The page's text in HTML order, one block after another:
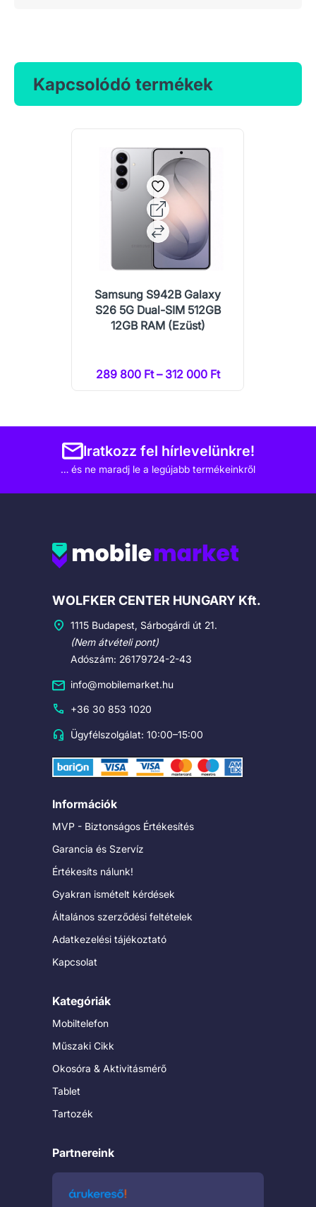
Kapcsolódó termékek
Samsung S942B Galaxy
S26 5G Dual-SIM 512GB
12GB RAM (Ezüst)
289 800 Ft – 312 000 Ft
Iratkozz fel hírlevelünkre!
… és ne maradj le a legújabb termékeinkről
Cégadatok
WOLFKER CENTER HUNGARY Kft.
1115 Budapest, Sárbogárdi út 21.
(Nem átvételi pont)
Adószám: 26179724-2-43
info@mobilemarket.hu
+36 30 853 1020
Ügyfélszolgálat: 10:00–15:00
Információk
MVP - Biztonságos Értékesítés
Garancia és Szervíz
Értékesíts nálunk!
Gyakran ismételt kérdések
Általános szerződési feltételek
Adatkezelési tájékoztató
Kapcsolat
Kategóriák
Mobiltelefon
Műszaki Cikk
Okosóra & Aktivitásmérő
Tablet
Tartozék
Partnereink